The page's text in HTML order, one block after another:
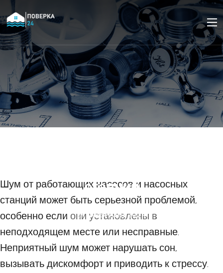
станций
29 ФЕВРАЛЯ 2024
Шум от работающих насосов и насосных
станций может быть серьезной проблемой,
особенно если они установлены в
неподходящем месте или несправные.
Неприятный шум может нарушать сон,
вызывать дискомфорт и приводить к стрессу.